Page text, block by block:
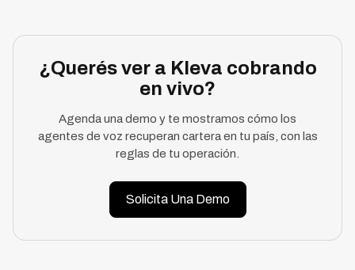
¿Querés ver a Kleva cobrando
en vivo?
Agenda una demo y te mostramos cómo los
agentes de voz recuperan cartera en tu país, con las
reglas de tu operación.
Solicita Una Demo